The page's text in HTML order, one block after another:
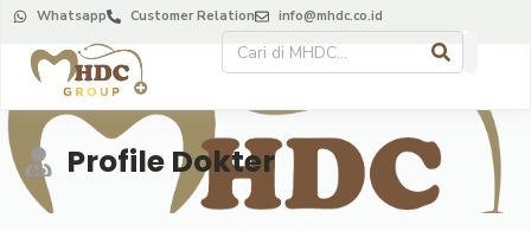
Whatsapp Customer Relation info@mhdc.co.id
Profile Dokter